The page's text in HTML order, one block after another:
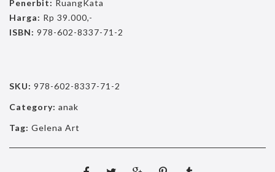
Penerbit: RuangKata
Harga: Rp 39.000,-
ISBN: 978-602-8337-71-2
SKU: 978-602-8337-71-2
Category: anak
Tag: Gelena Art